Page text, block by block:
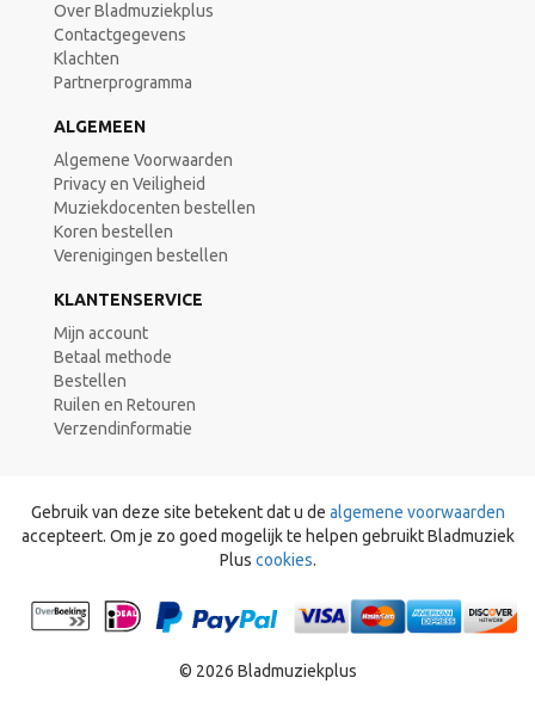
Over Bladmuziekplus
Contactgegevens
Klachten
Partnerprogramma
ALGEMEEN
Algemene Voorwaarden
Privacy en Veiligheid
Muziekdocenten bestellen
Koren bestellen
Verenigingen bestellen
KLANTENSERVICE
Mijn account
Betaal methode
Bestellen
Ruilen en Retouren
Verzendinformatie
Gebruik van deze site betekent dat u de algemene voorwaarden
accepteert. Om je zo goed mogelijk te helpen gebruikt Bladmuziek
Plus cookies.
© 2026 Bladmuziekplus